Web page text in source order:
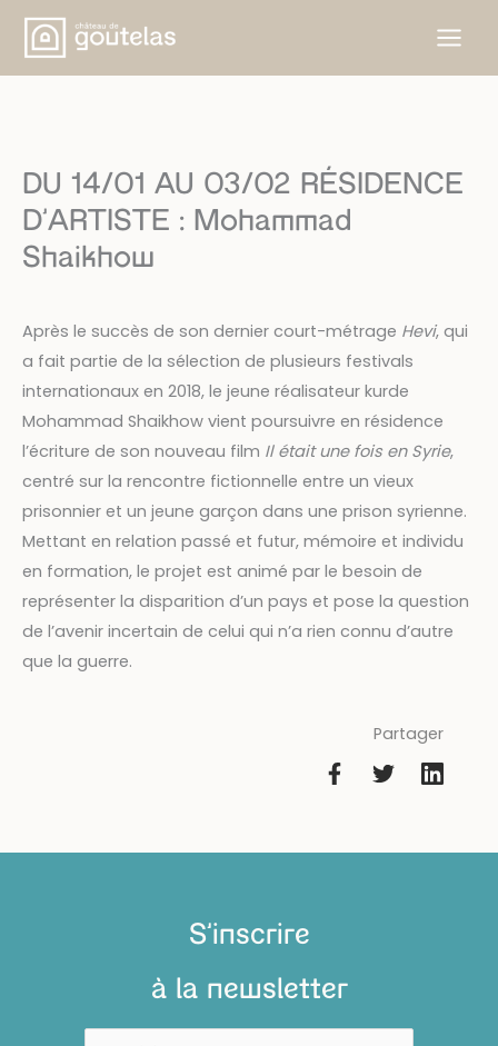
Aller
contenu
DU 14/01 AU 03/02 RÉSIDENCE
D’ARTISTE : Mohammad
Shaikhow
Après le succès de son dernier court-métrage Hevi, qui
a fait partie de la sélection de plusieurs festivals
internationaux en 2018, le jeune réalisateur kurde
Mohammad Shaikhow vient poursuivre en résidence
l’écriture de son nouveau film Il était une fois en Syrie,
centré sur la rencontre fictionnelle entre un vieux
prisonnier et un jeune garçon dans une prison syrienne.
Mettant en relation passé et futur, mémoire et individu
en formation, le projet est animé par le besoin de
représenter la disparition d’un pays et pose la question
de l’avenir incertain de celui qui n’a rien connu d’autre
que la guerre.
Partager
S'inscrire
à la newsletter